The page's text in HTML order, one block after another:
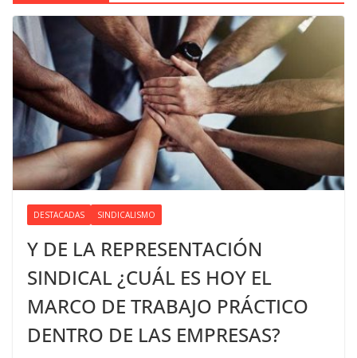
DESTACADAS SINDICALISMO
Y DE LA REPRESENTACIÓN
SINDICAL ¿CUÁL ES HOY EL
MARCO DE TRABAJO PRÁCTICO
DENTRO DE LAS EMPRESAS?